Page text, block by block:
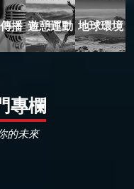
播 遊憩運動 地球環境
專欄
的未來